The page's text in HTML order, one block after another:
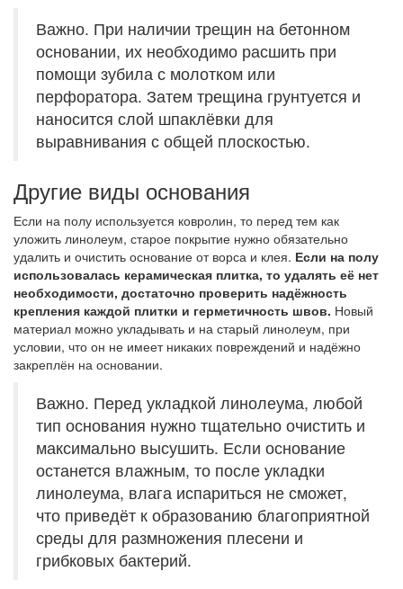
Важно. При наличии трещин на бетонном
основании, их необходимо расшить при
помощи зубила с молотком или
перфоратора. Затем трещина грунтуется и
наносится слой шпаклёвки для
выравнивания с общей плоскостью.
Другие виды основания
Если на полу используется ковролин, то перед тем как
уложить линолеум, старое покрытие нужно обязательно
удалить и очистить основание от ворса и клея. Если на полу
использовалась керамическая плитка, то удалять её нет
необходимости, достаточно проверить надёжность
крепления каждой плитки и герметичность швов. Новый
материал можно укладывать и на старый линолеум, при
условии, что он не имеет никаких повреждений и надёжно
закреплён на основании.
Важно. Перед укладкой линолеума, любой
тип основания нужно тщательно очистить и
максимально высушить. Если основание
останется влажным, то после укладки
линолеума, влага испариться не сможет,
что приведёт к образованию благоприятной
среды для размножения плесени и
грибковых бактерий.